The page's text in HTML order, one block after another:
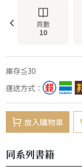
頁數
10
庫存≦30
運送方式：
放入購物車
同系列書籍